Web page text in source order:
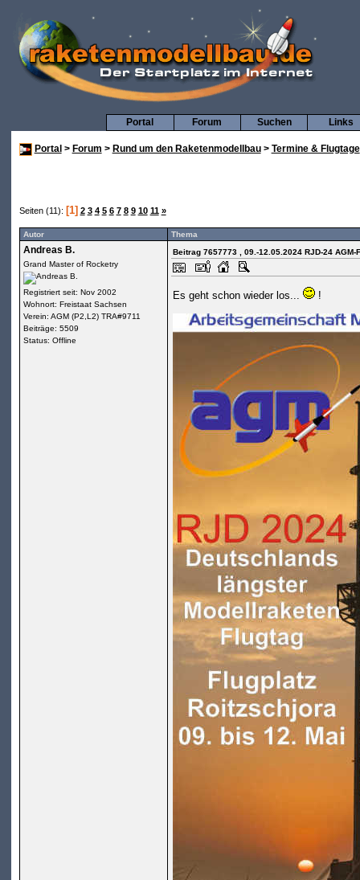
Links
Suchen
Forum
Portal
Portal > Forum > Rund um den Raketenmodellbau> Termine & Flugtage
Seiten (11): [1] 2 3 4 5 6 7 8 9 10 11 »
Autor Thema
Andreas B.
Grand Master of Rocketry
Registriert seit: Nov 2002
Wohnort: Freistaat Sachsen
Verein: AGM (P2,L2) TRA#9711
Beiträge: 5509
Status: Offline
Beitrag 7657773 , 09.-12.05.2024 RJD-24
Es geht schon wieder los... !